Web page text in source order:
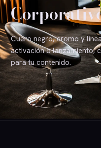
Cuero negro, cromo y
activación o lanzamiento,
para tu contenido.